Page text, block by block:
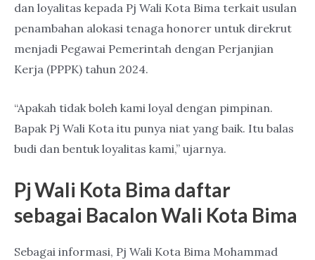
dan loyalitas kepada Pj Wali Kota Bima terkait usulan
penambahan alokasi tenaga honorer untuk direkrut
menjadi Pegawai Pemerintah dengan Perjanjian
Kerja (PPPK) tahun 2024.
“Apakah tidak boleh kami loyal dengan pimpinan.
Bapak Pj Wali Kota itu punya niat yang baik. Itu balas
budi dan bentuk loyalitas kami,” ujarnya.
Pj Wali Kota Bima daftar
sebagai Bacalon Wali Kota Bima
Sebagai informasi, Pj Wali Kota Bima Mohammad